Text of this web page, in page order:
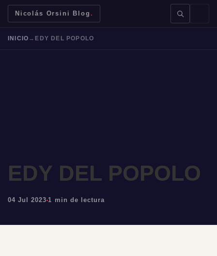
Nicolás Orsini Blog .
INICIO → EDY DEL POPOLO
EDY DEL POPOLO
04 Jul 2023 1 min de lectura